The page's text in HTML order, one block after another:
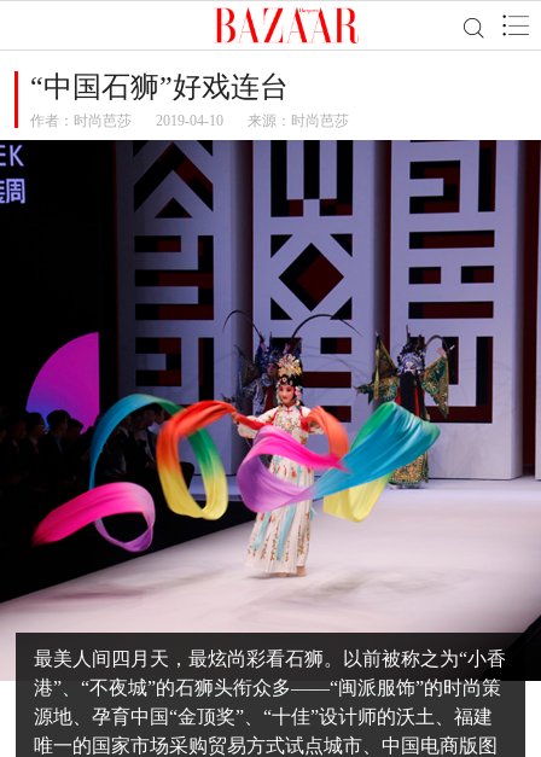
“中国石狮”好戏连台
作者： 时尚芭莎 2019-04-10 来源：时尚芭莎
最美人间四月天，最炫尚彩看石狮。以前被称之为“小香
港”、“不夜城”的石狮头衔众多——“闽派服饰”的时尚策
源地、孕育中国“金顶奖”、“十佳”设计师的沃土、福建
唯一的国家市场采购贸易方式试点城市、中国电商版图